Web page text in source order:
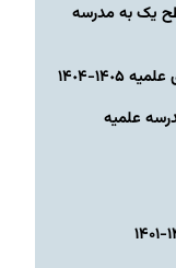
یک به مدرسه
١۴٠۴
علمیه